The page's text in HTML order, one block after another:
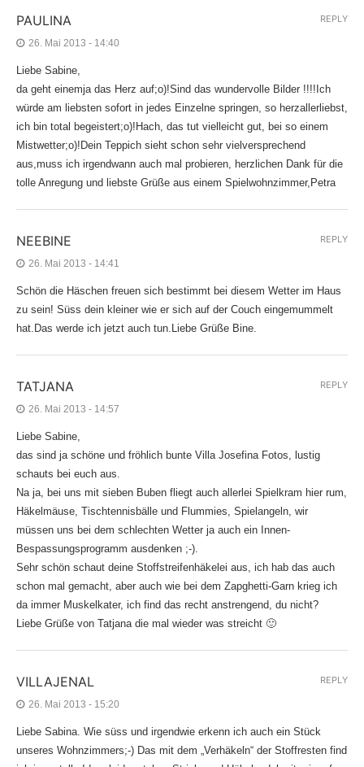
PAULINA
26. Mai 2013 - 14:40
Liebe Sabine,
da geht einemja das Herz auf;o)!Sind das wundervolle Bilder !!!!Ich
würde am liebsten sofort in jedes Einzelne springen, so herzallerliebst,
ich bin total begeistert;o)!Hach, das tut vielleicht gut, bei so einem
Mistwetter;o)!Dein Teppich sieht schon sehr vielversprechend
aus,muss ich irgendwann auch mal probieren, herzlichen Dank für die
tolle Anregung und liebste Grüße aus einem Spielwohnzimmer,Petra
REPLY
NEEBINE
26. Mai 2013 - 14:41
Schön die Häschen freuen sich bestimmt bei diesem Wetter im Haus
zu sein! Süss dein kleiner wie er sich auf der Couch eingemummelt
hat.Das werde ich jetzt auch tun.Liebe Grüße Bine.
REPLY
TATJANA
26. Mai 2013 - 14:57
Liebe Sabine,
das sind ja schöne und fröhlich bunte Villa Josefina Fotos, lustig
schauts bei euch aus.
Na ja, bei uns mit sieben Buben fliegt auch allerlei Spielkram hier rum,
Häkelmäuse, Tischtennisbälle und Flummies, Spielangeln, wir
müssen uns bei dem schlechten Wetter ja auch ein Innen-
Bespassungsprogramm ausdenken ;-).
Sehr schön schaut deine Stoffstreifenhäkelei aus, ich hab das auch
schon mal gemacht, aber auch wie bei dem Zapghetti-Garn krieg ich
da immer Muskelkater, ich find das recht anstrengend, du nicht?
Liebe Grüße von Tatjana die mal wieder was streicht 🙂
REPLY
VILLAJENAL
26. Mai 2013 - 15:20
Liebe Sabina. Wie süss und irgendwie erkenn ich auch ein Stück
unseres Wohnzimmers;-) Das mit dem „Verhäkeln“ der Stoffresten find
REPLY